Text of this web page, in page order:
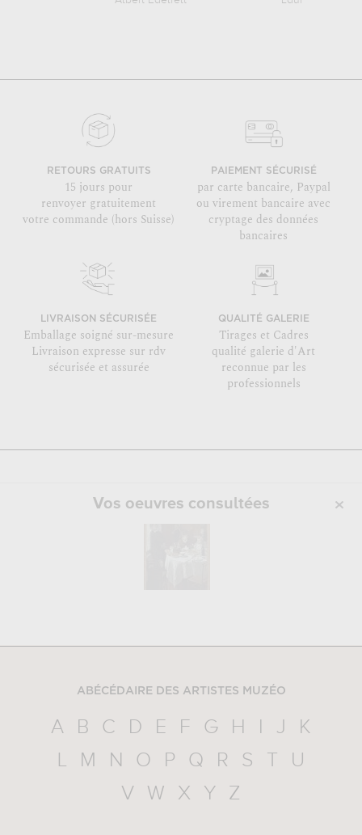
RETOURS GRATUITS
15 jours pour
renvoyer gratuitement
votre commande (hors Suisse)
PAIEMENT SÉCURISÉ
par carte bancaire, Paypal
ou virement bancaire avec
cryptage des données
bancaires
LIVRAISON SÉCURISÉE
Emballage soigné sur-mesure
Livraison expresse sur rdv
sécurisée et assurée
QUALITÉ GALERIE
Tirages et Cadres
qualité galerie d'Art
reconnue par les
professionnels
Vos oeuvres consultées
ABÉCÉDAIRE DES ARTISTES MUZÉO
A B C D E F G H I J
K
L
M N O P Q R S T
U
V
W X Y Z